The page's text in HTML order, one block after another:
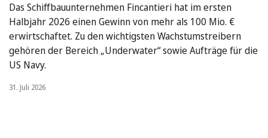
Das Schiffbauunternehmen Fincantieri hat im ersten
Halbjahr 2026 einen Gewinn von mehr als 100 Mio. €
erwirtschaftet. Zu den wichtigsten Wachstumstreibern
gehören der Bereich „Underwater“ sowie Aufträge für die
US Navy.
31. Juli 2026